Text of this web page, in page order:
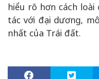
hiểu rõ hơn cách
tác với đại dương,
nhất của Trái đất.